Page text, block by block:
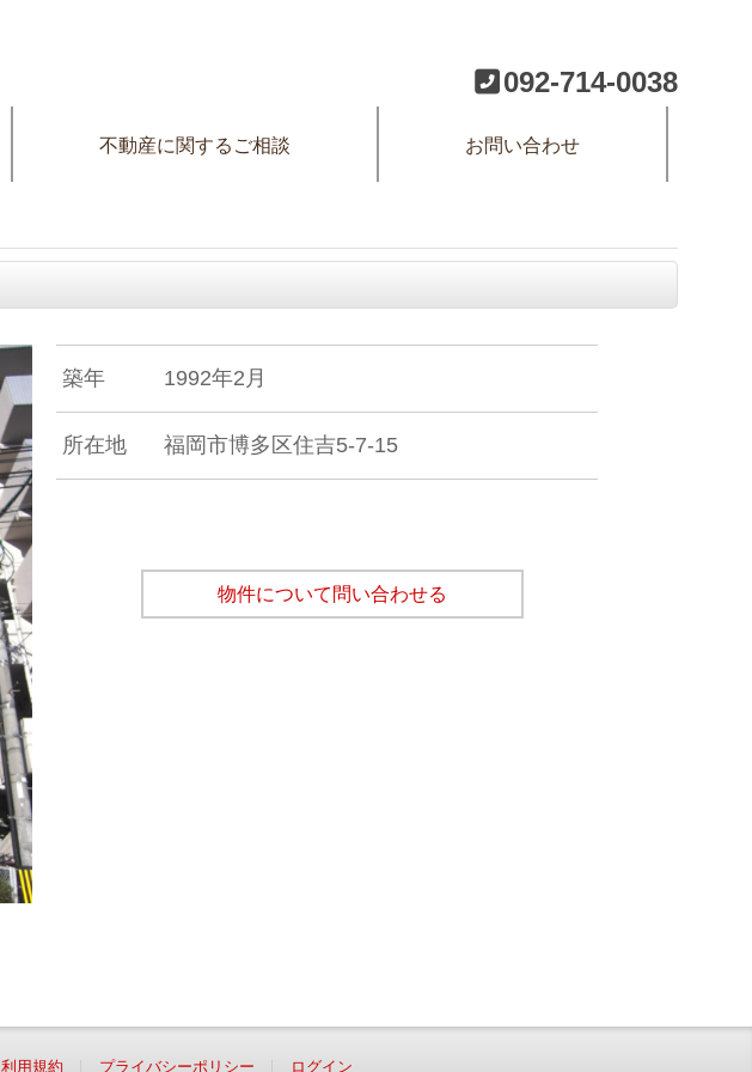
092-714-0038
不動産に関するご相談 お問い合わせ
築年 1992年2月
所在地 福岡市博多区住吉5-7-15
物件について問い合わせる
利用規約 プライバシーポリシー ログイン